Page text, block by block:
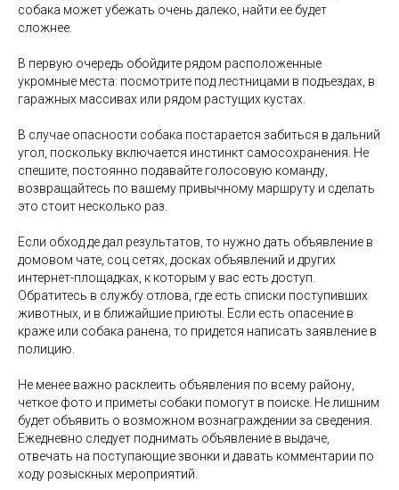
собака может убежать очень далеко, найти ее будет
сложнее.
В первую очередь обойдите рядом расположенные
укромные места: посмотрите под лестницами в подъездах, в
гаражных массивах или рядом растущих кустах.
В случае опасности собака постарается забиться в дальний
угол, поскольку включается инстинкт самосохранения. Не
спешите, постоянно подавайте голосовую команду,
возвращайтесь по вашему привычному маршруту и сделать
это стоит несколько раз.
Если обход де дал результатов, то нужно дать объявление в
домовом чате, соц сетях, досках объявлений и других
интернет-площадках, к которым у вас есть доступ.
Обратитесь в службу отлова, где есть списки поступивших
животных, и в ближайшие приюты. Если есть опасение в
краже или собака ранена, то придется написать заявление в
полицию.
Не менее важно расклеить объявления по всему району,
четкое фото и приметы собаки помогут в поиске. Не лишним
будет объявить о возможном вознаграждении за сведения.
Ежедневно следует поднимать объявление в выдаче,
отвечать на поступающие звонки и давать комментарии по
ходу розыскных мероприятий.